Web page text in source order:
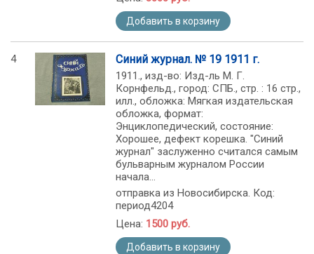
Добавить в корзину
4 Синий журнал. № 19 1911 г.
1911., изд-во: Изд-ль М. Г.
Корнфельд., город: СПБ., стр. : 16 стр.,
илл., обложка: Мягкая издательская
обложка, формат:
Энциклопедический, состояние:
Хорошее, дефект корешка. "Синий
журнал" заслуженно считался самым
бульварным журналом России
начала...
отправка из Новосибирска. Код:
период4204
Цена: 1500 руб.
Добавить в корзину